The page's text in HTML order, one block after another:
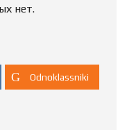
нет.
Odnoklassniki